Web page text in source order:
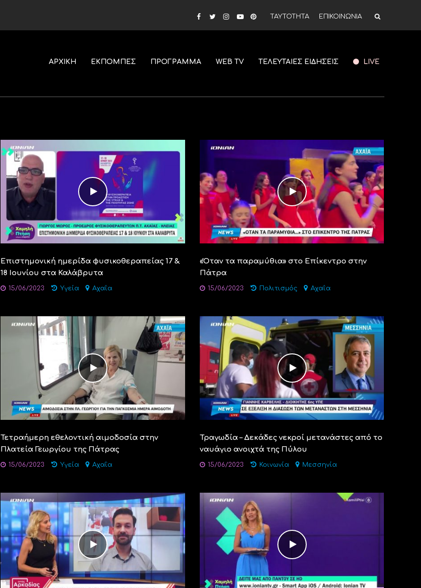
ΤΑΥΤΟΤΗΤΑ ΕΠΙΚΟΙΝΩΝΙΑ
ΑΡΧΙΚΗ ΕΚΠΟΜΠΕΣ ΠΡΟΓΡΑΜΜΑ WEB TV ΤΕΛΕΥΤΑΙΕΣ ΕΙΔΗΣΕΙΣ LIVE
Επιστημονική ημερίδα φυσικοθεραπείας 17 &
18 Ιουνίου στα Καλάβρυτα
15/06/2023 Υγεία Αχαΐα
«Όταν τα παραμύθια» στο Επίκεντρο στην
Πάτρα
15/06/2023 Πολιτισμός Αχαΐα
Τετραήμερη εθελοντική αιμοδοσία στην
Πλατεία Γεωργίου της Πάτρας
15/06/2023 Υγεία Αχαΐα
Τραγωδία – Δεκάδες νεκροί μετανάστες από το
ναυάγιο ανοιχτά της Πύλου
15/06/2023 Κοινωνία Μεσσηνία